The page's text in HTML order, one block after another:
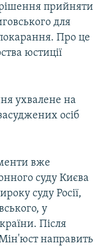
прийняти
для
Про це
юстиції
ухвалене на
осіб
вже
суду Києва
суду Росії,
у
Після
направить